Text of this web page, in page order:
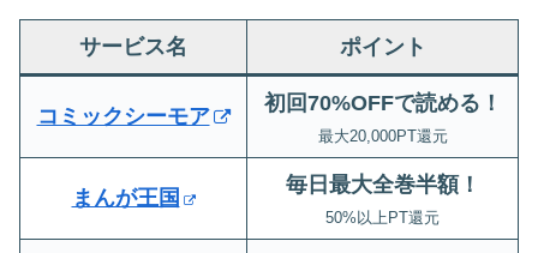
サービス名 ポイント
コミックシーモア
初回70%OFFで読める！
最大20,000PT還元
まんが王国
毎日最大全巻半額！
50%以上PT還元